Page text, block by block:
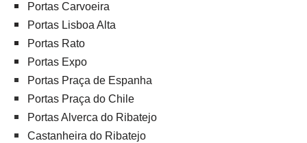
Portas Carvoeira
Portas Lisboa Alta
Portas Rato
Portas Expo
Portas Praça de Espanha
Portas Praça do Chile
Portas Alverca do Ribatejo
Castanheira do Ribatejo